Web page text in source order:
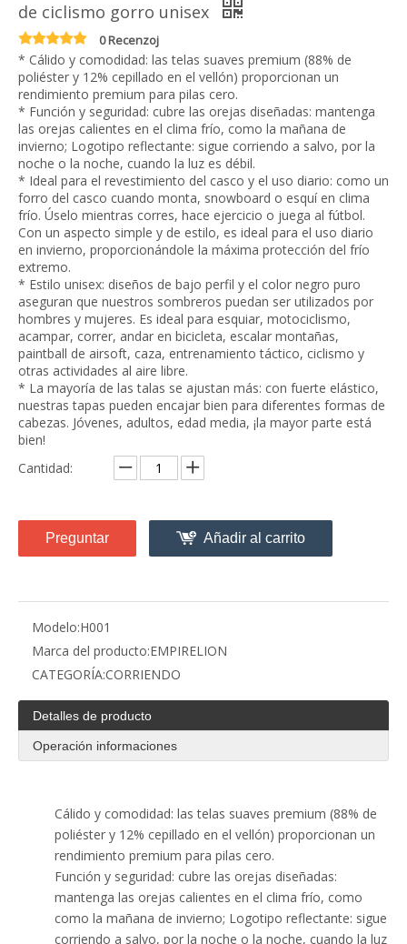
de ciclismo gorro unisex
0 Recenzoj
* Cálido y comodidad: las telas suaves premium (88% de
poliéster y 12% cepillado en el vellón) proporcionan un
rendimiento premium para pilas cero.
* Función y seguridad: cubre las orejas diseñadas: mantenga
las orejas calientes en el clima frío, como la mañana de
invierno; Logotipo reflectante: sigue corriendo a salvo, por la
noche o la noche, cuando la luz es débil.
* Ideal para el revestimiento del casco y el uso diario: como un
forro del casco cuando monta, snowboard o esquí en clima
frío. Úselo mientras corres, hace ejercicio o juega al fútbol.
Con un aspecto simple y de estilo, es ideal para el uso diario
en invierno, proporcionándole la máxima protección del frío
extremo.
* Estilo unisex: diseños de bajo perfil y el color negro puro
aseguran que nuestros sombreros puedan ser utilizados por
hombres y mujeres. Es ideal para esquiar, motociclismo,
acampar, correr, andar en bicicleta, escalar montañas,
paintball de airsoft, caza, entrenamiento táctico, ciclismo y
otras actividades al aire libre.
* La mayoría de las talas se ajustan más: con fuerte elástico,
nuestras tapas pueden encajar bien para diferentes formas de
cabezas. Jóvenes, adultos, edad media, ¡la mayor parte está
bien!
Cantidad:
Preguntar Añadir al carrito
Modelo:H001
Marca del producto:EMPIRELION
CATEGORÍA:CORRIENDO
Detalles de producto
Operación informaciones
Cálido y comodidad: las telas suaves premium (88% de
poliéster y 12% cepillado en el vellón) proporcionan un
rendimiento premium para pilas cero.
Función y seguridad: cubre las orejas diseñadas:
mantenga las orejas calientes en el clima frío, como
como la mañana de invierno; Logotipo reflectante: sigue
corriendo a salvo, por la noche o la noche, cuando la luz